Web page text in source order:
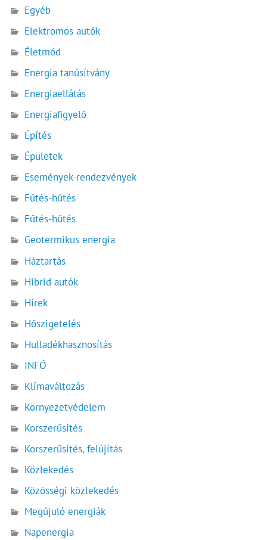
Egyéb
Elektromos autók
Életmód
Energia tanúsítvány
Energiaellátás
Energiafigyelő
Építés
Épületek
Események-rendezvények
Fűtés-hűtés
Fűtés-hűtés
Geotermikus energia
Háztartás
Hibrid autók
Hírek
Hőszigetelés
Hulladékhasznosítás
INFÓ
Klímaváltozás
Környezetvédelem
Korszerűsítés
Korszerűsítés, felújítás
Közlekedés
Közösségi közlekedés
Megújuló energiák
Napenergia